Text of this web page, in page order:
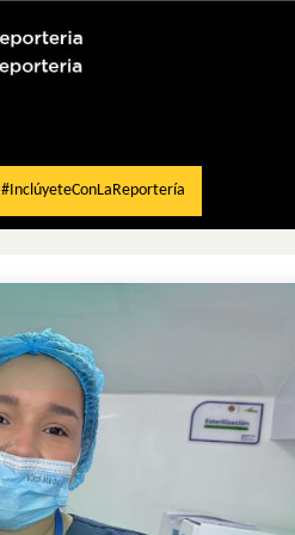
#InclúyeteConLaReportería